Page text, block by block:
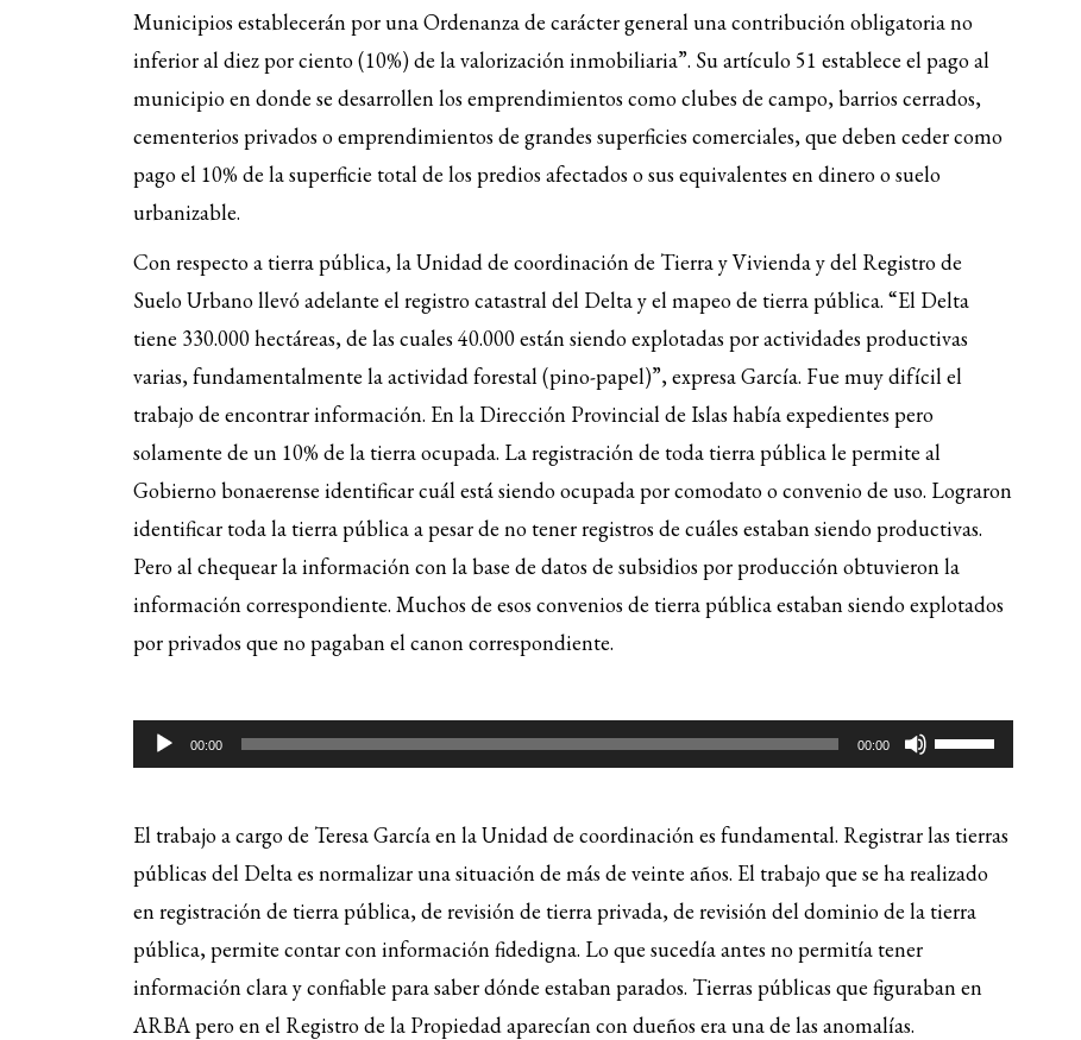
o
disminuir
el
Municipios establecerán por una Ordenanza de carácter general una contribución obligatoria no
inferior al diez por ciento (10%) de la valorización inmobiliaria”. Su artículo 51 establece el pago al
municipio en donde se desarrollen los emprendimientos como clubes de campo, barrios cerrados,
cementerios privados o emprendimientos de grandes superficies comerciales, que deben ceder como
pago el 10% de la superficie total de los predios afectados o sus equivalentes en dinero o suelo
urbanizable.
Con respecto a tierra pública, la Unidad de coordinación de Tierra y Vivienda y del Registro de
Suelo Urbano llevó adelante el registro catastral del Delta y el mapeo de tierra pública. “El Delta
tiene 330.000 hectáreas, de las cuales 40.000 están siendo explotadas por actividades productivas
varias, fundamentalmente la actividad forestal (pino-papel)”, expresa García. Fue muy difícil el
trabajo de encontrar información. En la Dirección Provincial de Islas había expedientes pero
solamente de un 10% de la tierra ocupada. La registración de toda tierra pública le permite al
Gobierno bonaerense identificar cuál está siendo ocupada por comodato o convenio de uso. Lograron
identificar toda la tierra pública a pesar de no tener registros de cuáles estaban siendo productivas.
Pero al chequear la información con la base de datos de subsidios por producción obtuvieron la
información correspondiente. Muchos de esos convenios de tierra pública estaban siendo explotados
por privados que no pagaban el canon correspondiente.
Reproductor
de
00:00 00:00
Utiliza
las
de
flecha
arriba/abajo
aumentar
El trabajo a cargo de Teresa García en la Unidad de coordinación es fundamental. Registrar las tierras
públicas del Delta es normalizar una situación de más de veinte años. El trabajo que se ha realizado
en registración de tierra pública, de revisión de tierra privada, de revisión del dominio de la tierra
pública, permite contar con información fidedigna. Lo que sucedía antes no permitía tener
información clara y confiable para saber dónde estaban parados. Tierras públicas que figuraban en
ARBA pero en el Registro de la Propiedad aparecían con dueños era una de las anomalías.